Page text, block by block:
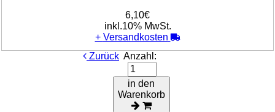
6,10€
inkl.10% MwSt.
+ Versandkosten
Zurück Anzahl:
in den
Warenkorb